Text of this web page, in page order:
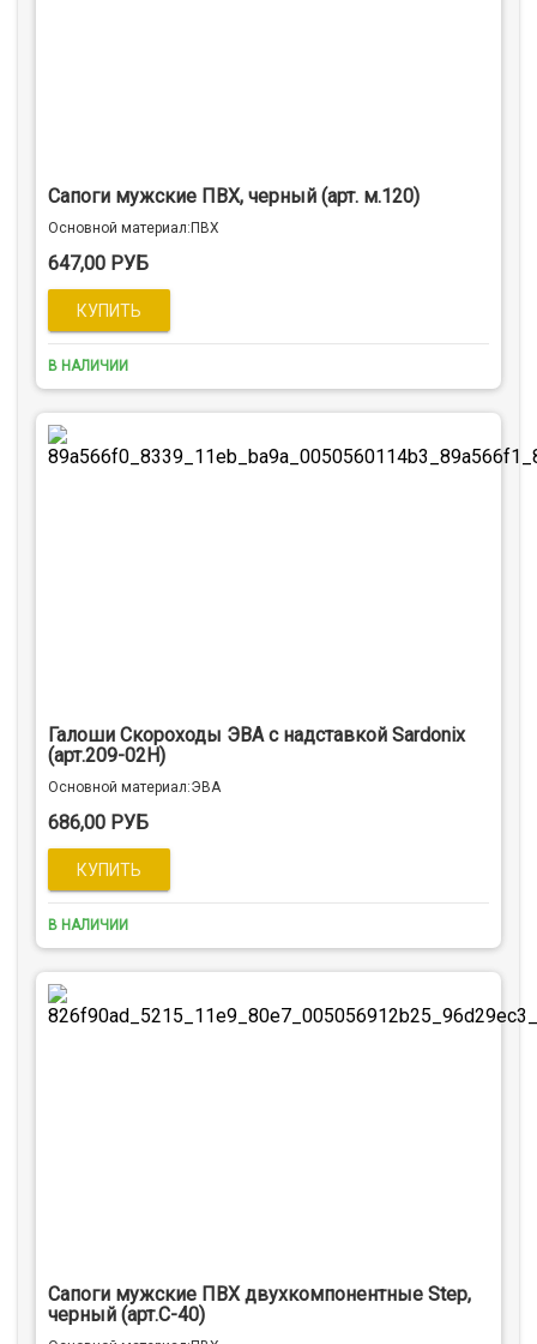
Сапоги мужские ПВХ, черный (арт. м.120)
Оcновной материал:ПВХ
647,00 РУБ
В НАЛИЧИИ
Галоши Скороходы ЭВА с надставкой Sardonix
(арт.209-02Н)
Оcновной материал:ЭВА
686,00 РУБ
В НАЛИЧИИ
Сапоги мужские ПВХ двухкомпонентные Step,
черный (арт.С-40)